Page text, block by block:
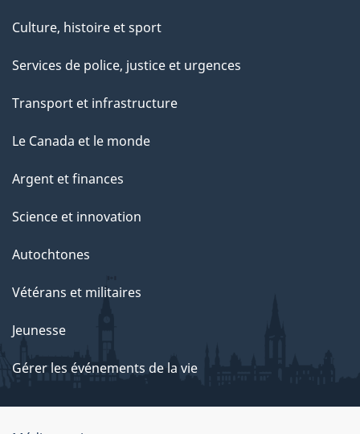
Culture, histoire et sport
Services de police, justice et urgences
Transport et infrastructure
Le Canada et le monde
Argent et finances
Science et innovation
Autochtones
Vétérans et militaires
Jeunesse
Gérer les événements de la vie